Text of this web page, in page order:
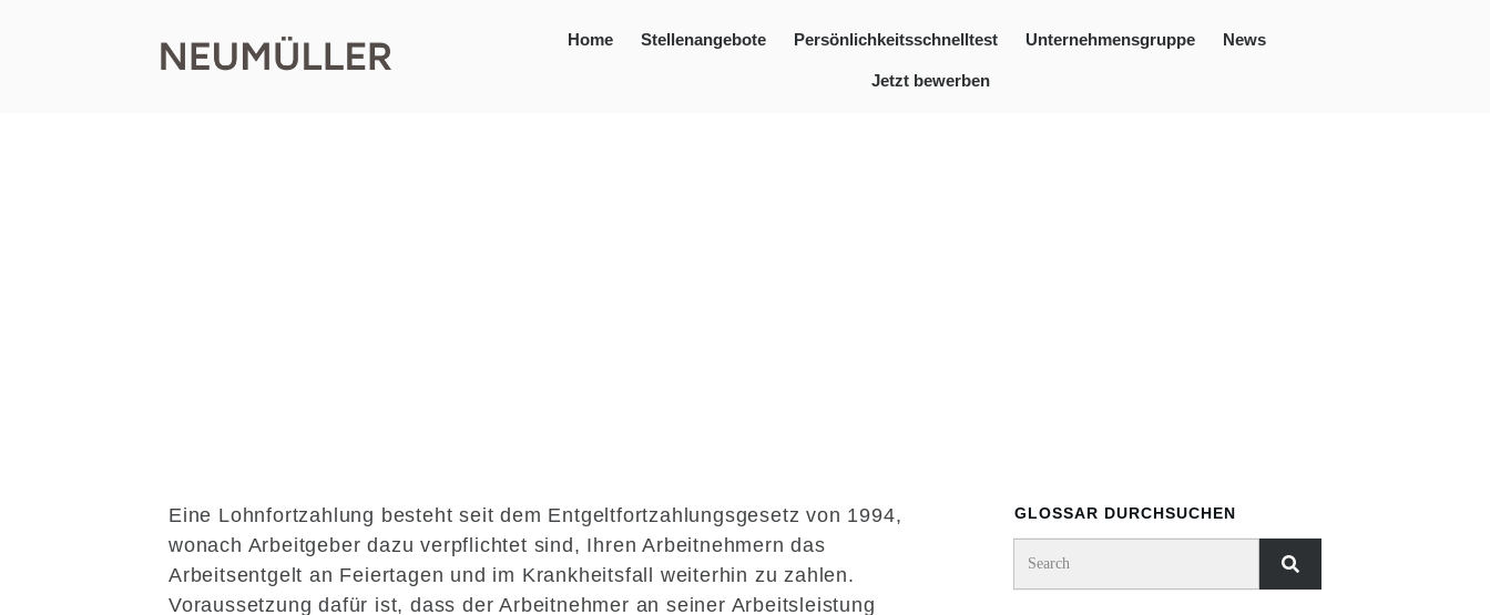
Home Stellenangebote Persönlichkeitsschnelltest Unternehmensgruppe News
Jetzt bewerben
Eine Lohnfortzahlung besteht seit dem Entgeltfortzahlungsgesetz von 1994,
wonach Arbeitgeber dazu verpflichtet sind, Ihren Arbeitnehmern das
Arbeitsentgelt an Feiertagen und im Krankheitsfall weiterhin zu zahlen.
Voraussetzung dafür ist, dass der Arbeitnehmer an seiner Arbeitsleistung
GLOSSAR DURCHSUCHEN